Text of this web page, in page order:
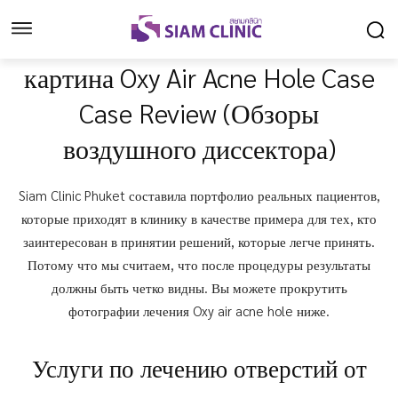
картина Oxy Air Acne Hole Case
Case Review (Обзоры
воздушного диссектора)
Siam Clinic Phuket составила портфолио реальных пациентов,
которые приходят в клинику в качестве примера для тех, кто
заинтересован в принятии решений, которые легче принять.
Потому что мы считаем, что после процедуры результаты
должны быть четко видны. Вы можете прокрутить
фотографии лечения Oxy air acne hole ниже.
Услуги по лечению отверстий от